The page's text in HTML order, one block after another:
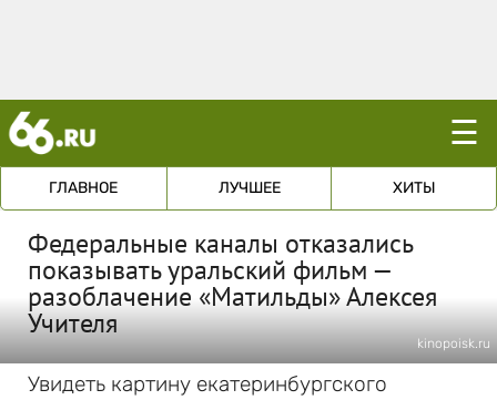
☰
ГЛАВНОЕ ЛУЧШЕЕ ХИТЫ
Федеральные каналы отказались
показывать уральский фильм —
разоблачение «Матильды» Алексея
Учителя
kinopoisk.ru
Увидеть картину екатеринбургского